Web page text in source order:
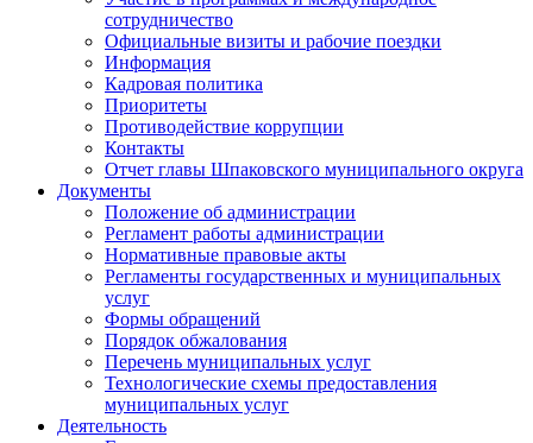
сотрудничество
Официальные визиты и рабочие поездки
Информация
Кадровая политика
Приоритеты
Противодействие коррупции
Контакты
Отчет главы Шпаковского муниципального округа
Документы
Положение об администрации
Регламент работы администрации
Нормативные правовые акты
Регламенты государственных и муниципальных
услуг
Формы обращений
Порядок обжалования
Перечень муниципальных услуг
Технологические схемы предоставления
муниципальных услуг
Деятельность